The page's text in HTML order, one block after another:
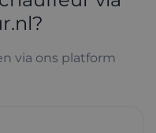
via ons platform